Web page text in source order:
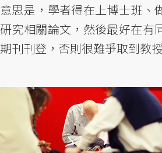
意思是，學者得在上博士班、
研究相關論文，然後最好在有
期刊刊登，否則很難爭取到教